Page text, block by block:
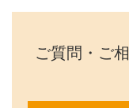
ご質問・ご